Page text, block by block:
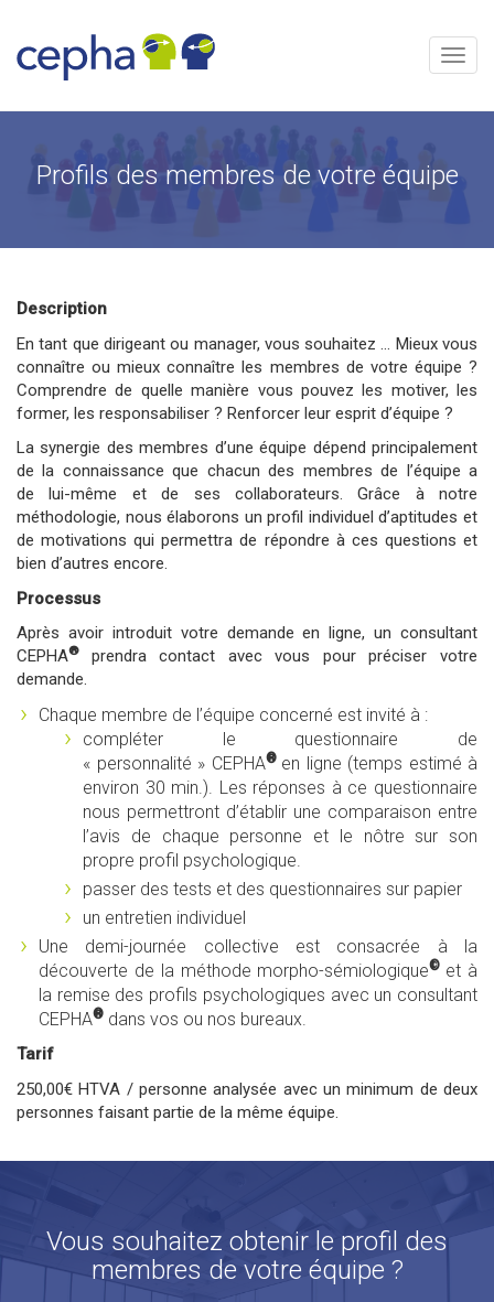
contenu
Menu
Profils des membres de votre équipe
Description
En tant que dirigeant ou manager, vous souhaitez … Mieux vous
connaître ou mieux connaître les membres de votre équipe ?
Comprendre de quelle manière vous pouvez les motiver, les
former, les responsabiliser ? Renforcer leur esprit d’équipe ?
La synergie des membres d’une équipe dépend principalement
de la connaissance que chacun des membres de l’équipe a
de lui-même et de ses collaborateurs. Grâce à notre
méthodologie, nous élaborons un profil individuel d’aptitudes et
de motivations qui permettra de répondre à ces questions et
bien d’autres encore.
Processus
Après avoir introduit votre demande en ligne, un consultant
CEPHA® prendra contact avec vous pour préciser votre
demande.
Chaque membre de l’équipe concerné est invité à :
compléter le questionnaire de
« personnalité » CEPHA® en ligne (temps estimé à
environ 30 min.). Les réponses à ce questionnaire
nous permettront d’établir une comparaison entre
l’avis de chaque personne et le nôtre sur son
propre profil psychologique.
passer des tests et des questionnaires sur papier
un entretien individuel
Une demi-journée collective est consacrée à la
découverte de la méthode morpho-sémiologique© et à
la remise des profils psychologiques avec un consultant
CEPHA® dans vos ou nos bureaux.
Tarif
250,00€ HTVA / personne analysée avec un minimum de deux
personnes faisant partie de la même équipe.
Vous souhaitez obtenir le profil des
membres de votre équipe ?